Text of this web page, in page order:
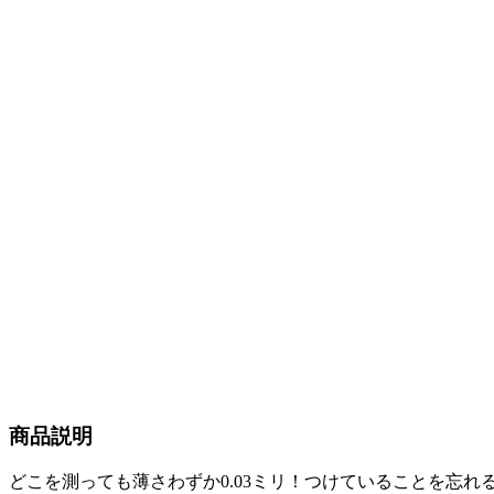
商品説明
どこを測っても薄さわずか0.03ミリ！つけていることを忘れ